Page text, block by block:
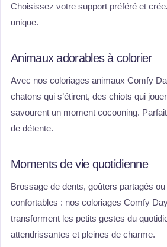
Choisissez votre support préféré et
unique.
Animaux adorables à colorier
Avec nos coloriages animaux Comfy
chatons qui s’étirent, des chiots qui
savourent un moment cocooning.
de détente.
Moments de vie quotidienne
Brossage de dents, goûters partagés
confortables : nos coloriages Comfy
transforment les petits gestes du
attendrissantes et pleines de charme.